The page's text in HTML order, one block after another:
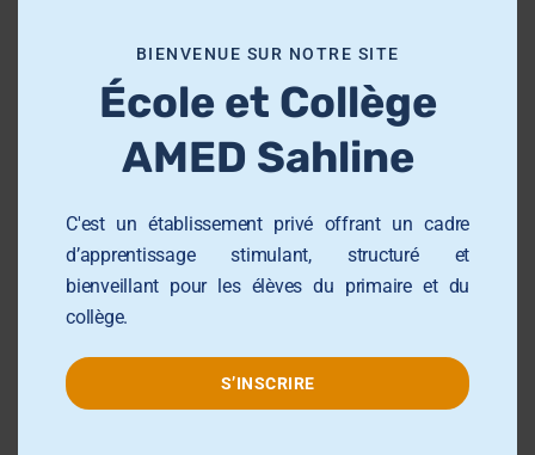
École et Collège AMED Sahline
Lycée AMED Sahloul
Collège AMED Jemmel
Collège AMED Riadh Sousse
Centre de Formation AMED
Université AMED Sahloul
Groupe AMED
BIENVENUE SUR NOTRE SITE
École et Collège
AMED Sahline
C'est un établissement privé offrant un cadre
d’apprentissage stimulant, structuré et
bienveillant pour les élèves du primaire et du
collège.
S’INSCRIRE